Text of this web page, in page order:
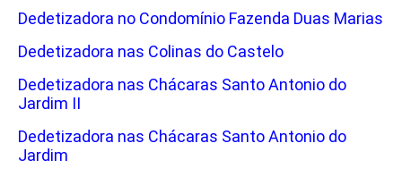
Dedetizadora no Condomínio Fazenda Duas Marias
Dedetizadora nas Colinas do Castelo
Dedetizadora nas Chácaras Santo Antonio do
Jardim II
Dedetizadora nas Chácaras Santo Antonio do
Jardim